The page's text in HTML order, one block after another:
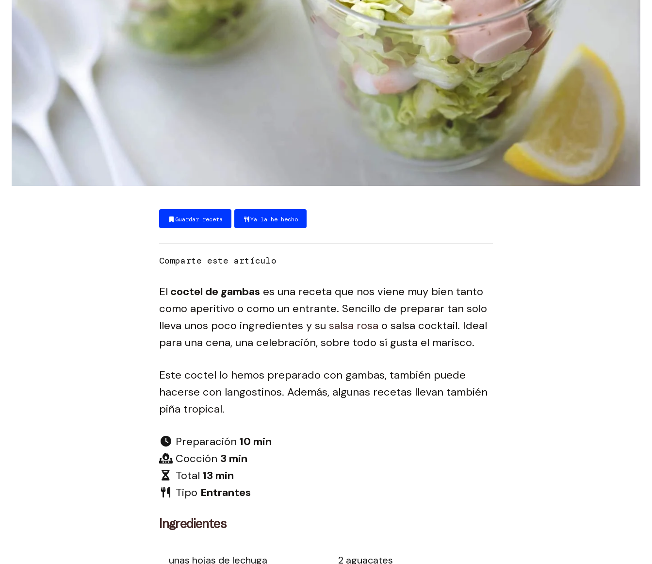
Guardar receta Ya la he hecho
El coctel de gambas es una receta que nos viene muy bien tanto
como aperitivo o como un entrante. Sencillo de preparar tan solo
lleva unos poco ingredientes y su salsa rosa o salsa cocktail. Ideal
para una cena, una celebración, sobre todo sí gusta el marisco.
Este coctel lo hemos preparado con gambas, también puede
hacerse con langostinos. Además, algunas recetas llevan también
piña tropical.
Preparación 10 min
Cocción 3 min
Total 13 min
Tipo Entrantes
Ingredientes
unas hojas de lechuga 2 aguacates